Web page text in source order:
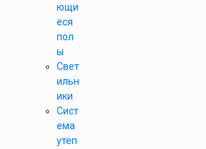
ющи
еся
пол
ы
Свет
ильн
ики
Сист
ема
утеп